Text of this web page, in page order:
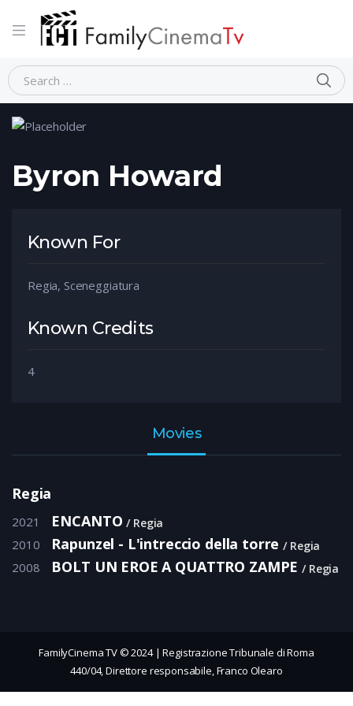
Home Person Byron Howard
Byron Howard
Known For
Regia, Sceneggiatura
Known Credits
4
Movies
Regia
2021 ENCANTO Regia
2010 Rapunzel - L'intreccio della torre Regia
2008 BOLT UN EROE A QUATTRO ZAMPE Regia
FamilyCinema TV © 2024 | Registrazione Tribunale di Roma
440/04, Direttore responsabile, Franco Olearo